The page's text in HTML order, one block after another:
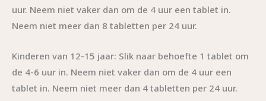
uur. Neem niet vaker dan om de 4 uur een tablet in.
Neem niet meer dan 8 tabletten per 24 uur.
Kinderen van 12-15 jaar: Slik naar behoefte 1 tablet om
de 4-6 uur in. Neem niet vaker dan om de 4 uur een
tablet in. Neem niet meer dan 4 tabletten per 24 uur.